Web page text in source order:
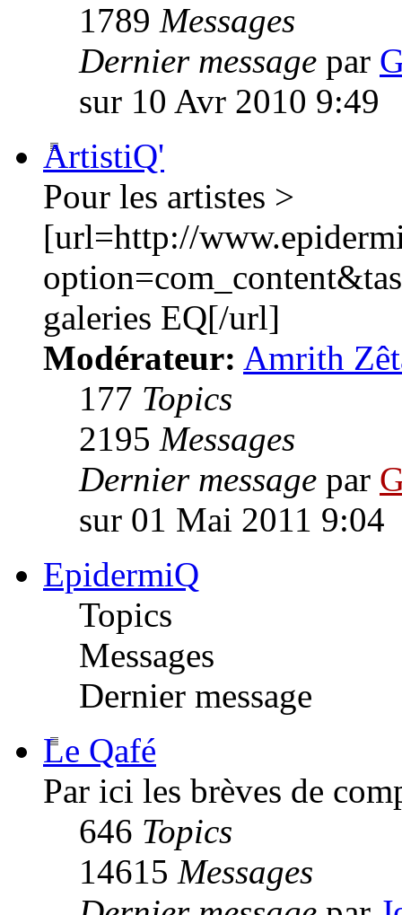
1789 Messages
Dernier message par
sur 10 Avr 2010 9:49
ArtistiQ'
Pour les artistes >
[url=http://
galeries EQ[/url]
Modérateur: Amrith
177 Topics
2195 Messages
Dernier message par
sur 01 Mai 2011 9:04
EpidermiQ
Topics
Messages
Dernier message
Le Qafé
Par ici les brèves de
646 Topics
14615 Messages